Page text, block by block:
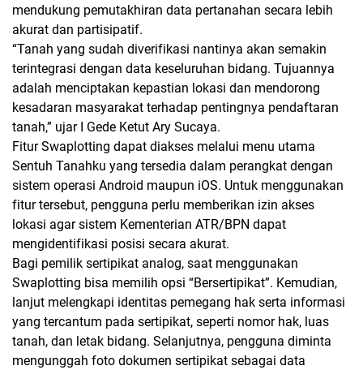
mendukung pemutakhiran data pertanahan secara lebih
akurat dan partisipatif.
“Tanah yang sudah diverifikasi nantinya akan semakin
terintegrasi dengan data keseluruhan bidang. Tujuannya
adalah menciptakan kepastian lokasi dan mendorong
kesadaran masyarakat terhadap pentingnya pendaftaran
tanah,” ujar I Gede Ketut Ary Sucaya.
Fitur Swaplotting dapat diakses melalui menu utama
Sentuh Tanahku yang tersedia dalam perangkat dengan
sistem operasi Android maupun iOS. Untuk menggunakan
fitur tersebut, pengguna perlu memberikan izin akses
lokasi agar sistem Kementerian ATR/BPN dapat
mengidentifikasi posisi secara akurat.
Bagi pemilik sertipikat analog, saat menggunakan
Swaplotting bisa memilih opsi “Bersertipikat”. Kemudian,
lanjut melengkapi identitas pemegang hak serta informasi
yang tercantum pada sertipikat, seperti nomor hak, luas
tanah, dan letak bidang. Selanjutnya, pengguna diminta
mengunggah foto dokumen sertipikat sebagai data